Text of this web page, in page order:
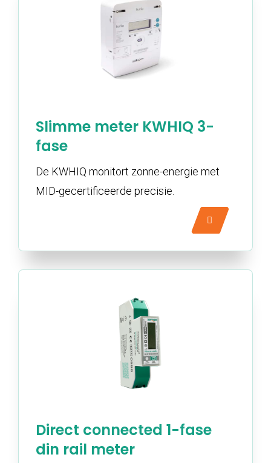
Slimme meter KWHIQ 3-
fase
De KWHIQ monitort zonne-energie met
MID-gecertificeerde precisie.
Direct connected 1-fase
din rail meter